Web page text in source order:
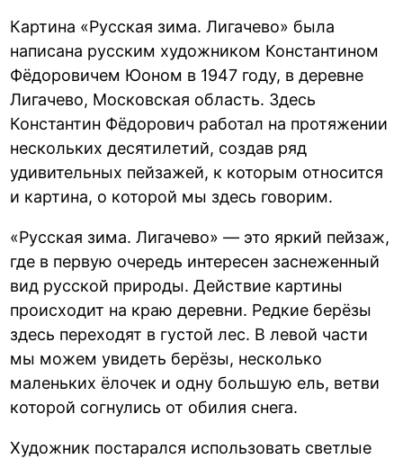
Картина «Русская зима. Лигачево» была
написана русским художником Константином
Фёдоровичем Юоном в 1947 году, в деревне
Лигачево, Московская область. Здесь
Константин Фёдорович работал на протяжении
нескольких десятилетий, создав ряд
удивительных пейзажей, к которым относится
и картина, о которой мы здесь говорим.
«Русская зима. Лигачево» — это яркий пейзаж,
где в первую очередь интересен заснеженный
вид русской природы. Действие картины
происходит на краю деревни. Редкие берёзы
здесь переходят в густой лес. В левой части
мы можем увидеть берёзы, несколько
маленьких ёлочек и одну большую ель, ветви
которой согнулись от обилия снега.
Художник постарался использовать светлые